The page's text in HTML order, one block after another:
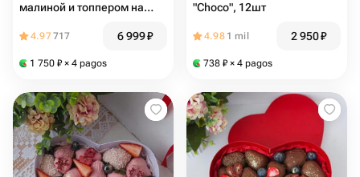
малиной и топпером на
4.97717 6 999₽
1 750 ₽ × 4 pagos
"Choco", 12шт
4.98 1 mil 2 950₽
738 ₽ × 4 pagos